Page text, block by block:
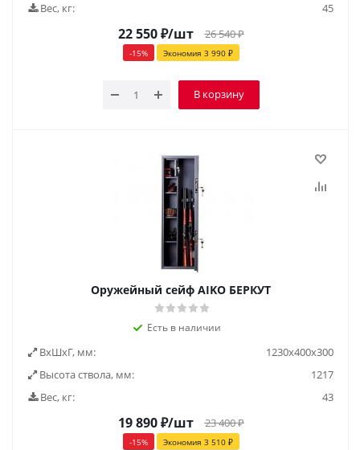
Вес, кг:
45
22 550₽/шт 26 540₽
-15% Экономия 3 990₽
В корзину
Оружейный сейф AIKO БЕРКУТ
Есть в наличии
ВxШxГ, мм:
1230х400х300
Высота ствола, мм:
1217
Вес, кг:
43
19 890₽/шт 23 400₽
-15% Экономия 3 510₽